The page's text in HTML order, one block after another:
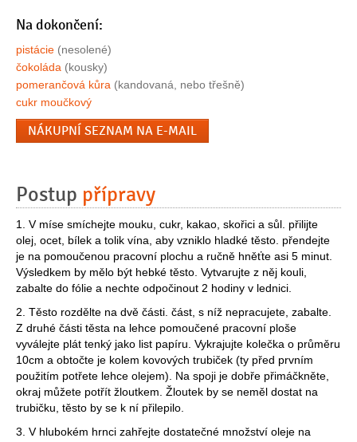
Na dokončení:
pistácie (nesolené)
čokoláda (kousky)
pomerančová kůra (kandovaná, nebo třešně)
cukr moučkový
NÁKUPNÍ SEZNAM NA E-MAIL
Postup přípravy
1. V míse smíchejte mouku, cukr, kakao, skořici a sůl. přilijte
olej, ocet, bílek a tolik vína, aby vzniklo hladké těsto. přendejte
je na pomoučenou pracovní plochu a ručně hněťte asi 5 minut.
Výsledkem by mělo být hebké těsto. Vytvarujte z něj kouli,
zabalte do fólie a nechte odpočinout 2 hodiny v lednici.
2. Těsto rozdělte na dvě části. část, s níž nepracujete, zabalte.
Z druhé části těsta na lehce pomoučené pracovní ploše
vyválejte plát tenký jako list papíru. Vykrajujte kolečka o průměru
10cm a obtočte je kolem kovových trubiček (ty před prvním
použitím potřete lehce olejem). Na spoji je dobře přimáčkněte,
okraj můžete potřít žloutkem. Žloutek by se neměl dostat na
trubičku, těsto by se k ní přilepilo.
3. V hlubokém hrnci zahřejte dostatečné množství oleje na